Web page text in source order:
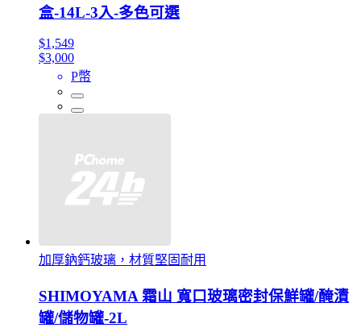
盒-14L-3入-多色可選
$1,549
$3,000
P幣
加厚鈉鈣玻璃，材質堅固耐用
SHIMOYAMA 霜山 寬口玻璃密封保鮮罐/醃漬
罐/儲物罐-2L